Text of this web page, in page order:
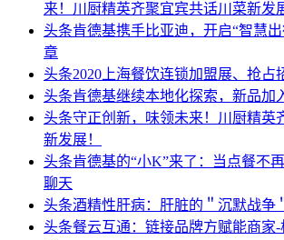
来！川厨精英齐聚宜宾共话川菜新发
头条肯德基携手比亚迪，开启“智慧
章
头条2020上海餐饮连锁加盟展、抢占
头条肯德基继续本地化探索，新品加
头条守正创新，味领未来！川厨精英
新发展！
头条肯德基的“小K”来了：当点餐不
聊天
头条酒精性肝病：肝脏的＂沉默战争
头条餐云互通：链接品牌方赋能商家